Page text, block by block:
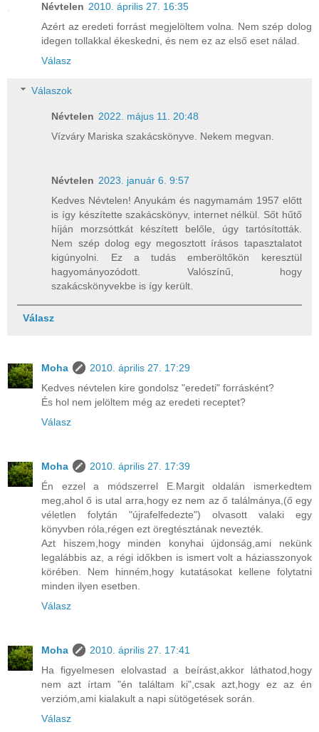
Névtelen 2010. április 27. 16:35
Azért az eredeti forrást megjelöltem volna. Nem szép dolog
idegen tollakkal ékeskedni, és nem ez az első eset nálad.
Válasz
Válaszok
Névtelen 2022. május 11. 20:48
Vízváry Mariska szakácskönyve. Nekem megvan.
Névtelen 2023. január 6. 9:57
Kedves Névtelen! Anyukám és nagymamám 1957 előtt
is így készítette szakácskönyv, internet nélkül. Sőt hűtő
híján morzsóttkát készített belőle, úgy tartósították.
Nem szép dolog egy megosztott írásos tapasztalatot
kigúnyolni. Ez a tudás emberöltőkön keresztül
hagyományozódott. Valószínű, hogy
szakácskönyvekbe is így került.
Válasz
Moha
2010. április 27. 17:29
Kedves névtelen kire gondolsz "eredeti" forrásként?
És hol nem jelöltem még az eredeti receptet?
Válasz
Moha
2010. április 27. 17:39
Én ezzel a módszerrel E.Margit oldalán ismerkedtem
meg,ahol ő is utal arra,hogy ez nem az ő találmánya,(ő egy
véletlen folytán "újrafelfedezte") olvasott valaki egy
könyvben róla,régen ezt öregtésztának nevezték.
Azt hiszem,hogy minden konyhai újdonság,ami nekünk
legalábbis az, a régi időkben is ismert volt a háziasszonyok
körében. Nem hinném,hogy kutatásokat kellene folytatni
minden ilyen esetben.
Válasz
Moha
2010. április 27. 17:41
Ha figyelmesen elolvastad a beírást,akkor láthatod,hogy
nem azt írtam "én találtam ki",csak azt,hogy ez az én
verzióm,ami kialakult a napi sütögetések során.
Válasz